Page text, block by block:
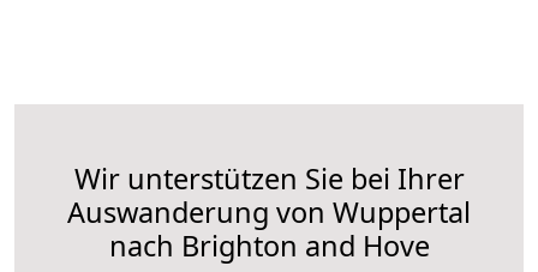
Wir unterstützen Sie bei Ihrer
Auswanderung von Wuppertal
nach Brighton and Hove